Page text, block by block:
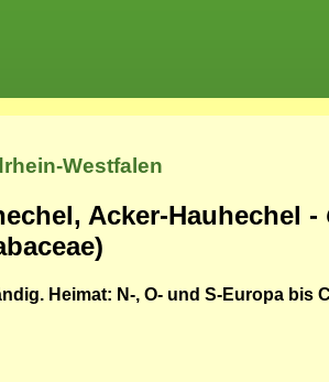
Westfalen
Acker-Hauhechel -
Heimat: N-, O- und S-Europa bis